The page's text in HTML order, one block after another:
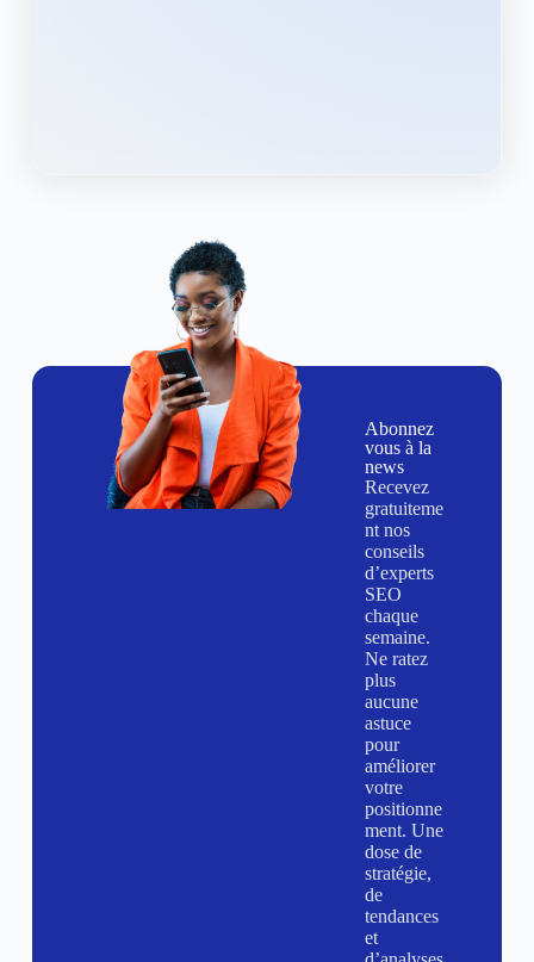
Abonnez
vous à la
news
Recevez
gratuiteme
nt nos
conseils
d’experts
SEO
chaque
semaine.
Ne ratez
plus
aucune
astuce
pour
améliorer
votre
positionne
ment. Une
dose de
stratégie,
de
tendances
et